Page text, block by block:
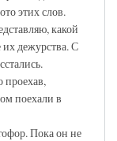
этих слов.
какой
дежурства. С
проехав,
поехали в
Пока он не